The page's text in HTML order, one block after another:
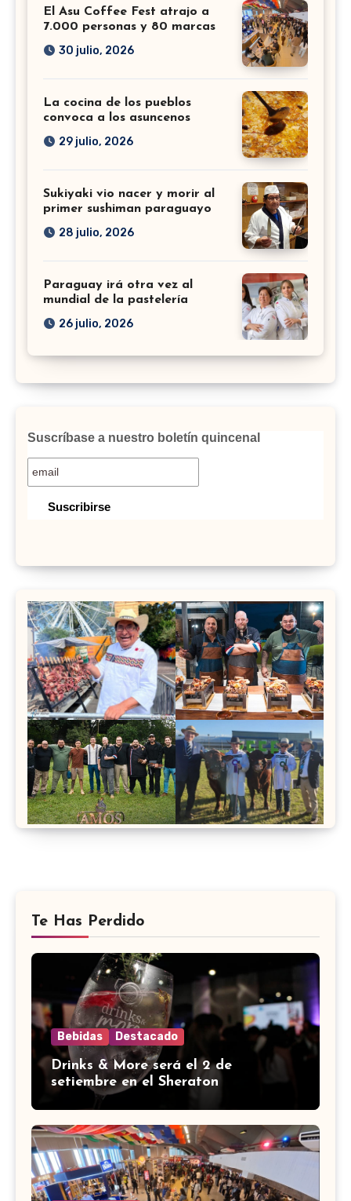
El Asu Coffee Fest atrajo a
7.000 personas y 80 marcas
30 julio, 2026
La cocina de los pueblos
convoca a los asuncenos
29 julio, 2026
Sukiyaki vio nacer y morir al
primer sushiman paraguayo
28 julio, 2026
Paraguay irá otra vez al
mundial de la pastelería
26 julio, 2026
Suscríbase a nuestro boletín quincenal
Te Has Perdido
Bebidas Destacado
Drinks & More será el 2 de
setiembre en el Sheraton